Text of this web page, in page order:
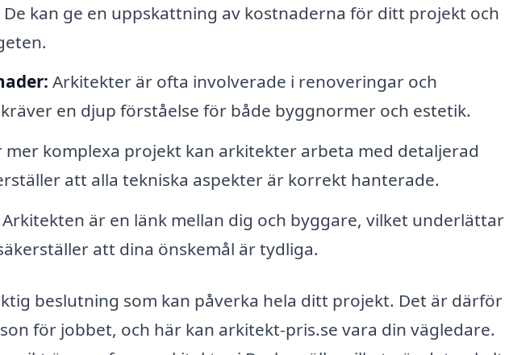
De kan ge en uppskattning av kostnaderna för ditt projekt och
Arkitekter är ofta involverade i renoveringar och
en djup förståelse för både byggnormer och estetik.
mer komplexa projekt kan arkitekter arbeta med detaljerad
att alla tekniska aspekter är korrekt hanterade.
Arkitekten är en länk mellan dig och byggare, vilket underlättar
att dina önskemål är tydliga.
beslutning som kan påverka hela ditt projekt. Det är därför
för jobbet, och här kan arkitekt-pris.se vara din vägledare.